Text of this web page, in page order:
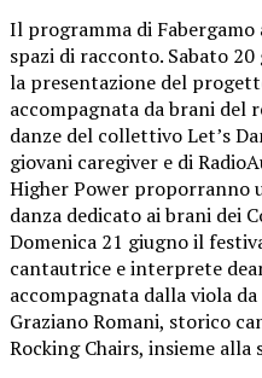
Il programma di
spazi di racconto. Sabato
la presentazione del
accompagnata da brani del
danze del collettivo Let’s
giovani caregiver e di
Higher Power proporranno
danza dedicato ai brani dei
Domenica 21 giugno il
cantautrice e interprete
accompagnata dalla viola
Graziano Romani, storico
Rocking Chairs, insieme alla